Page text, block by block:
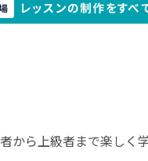
から上級者まで楽しく